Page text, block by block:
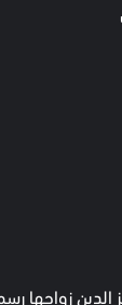
الدين زواجها